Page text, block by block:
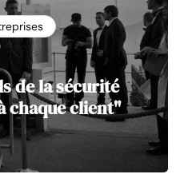
de la sécurité
chaque client"